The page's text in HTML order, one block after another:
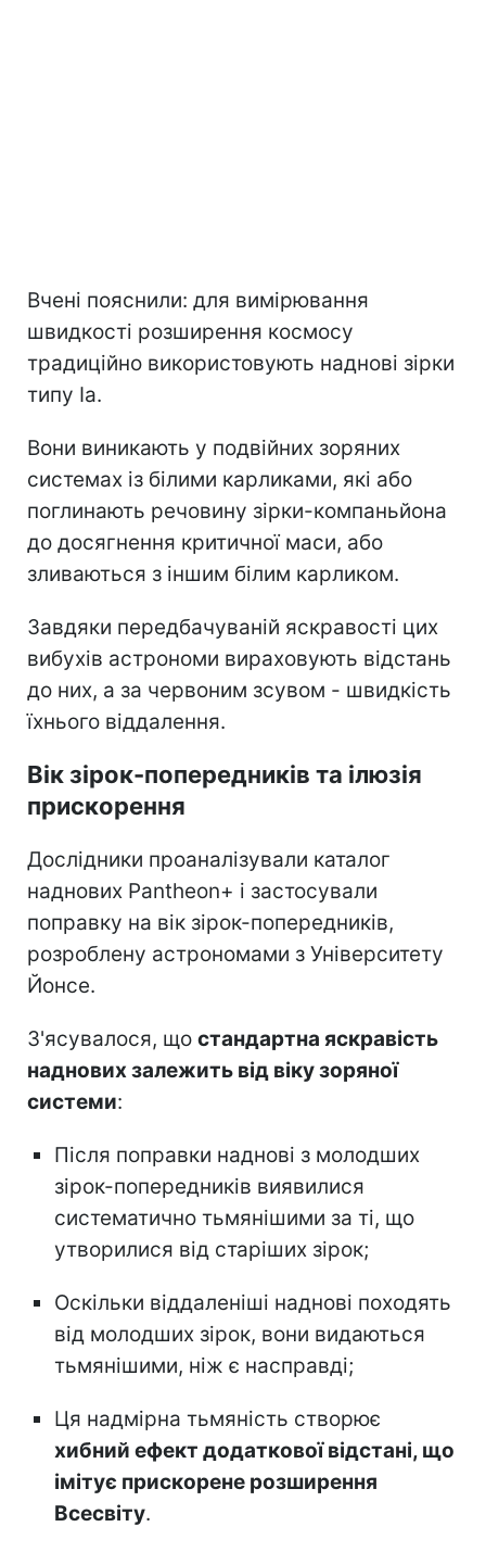
Вчені пояснили: для вимірювання
швидкості розширення космосу
традиційно використовують наднові зірки
типу Ia.
Вони виникають у подвійних зоряних
системах із білими карликами, які або
поглинають речовину зірки-компаньйона
до досягнення критичної маси, або
зливаються з іншим білим карликом.
Завдяки передбачуваній яскравості цих
вибухів астрономи вираховують відстань
до них, а за червоним зсувом - швидкість
їхнього віддалення.
Вік зірок-попередників та ілюзія
прискорення
Дослідники проаналізували каталог
наднових Pantheon+ і застосували
поправку на вік зірок-попередників,
розроблену астрономами з Університету
Йонсе.
З'ясувалося, що стандартна яскравість
наднових залежить від віку зоряної
системи:
Після поправки наднові з молодших
зірок-попередників виявилися
систематично тьмянішими за ті, що
утворилися від старіших зірок;
Оскільки віддаленіші наднові походять
від молодших зірок, вони видаються
тьмянішими, ніж є насправді;
Ця надмірна тьмяність створює
хибний ефект додаткової відстані, що
імітує прискорене розширення
Всесвіту.